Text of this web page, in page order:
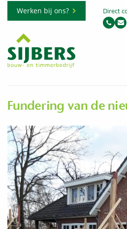
Werken bij ons? Direct
Fundering van de